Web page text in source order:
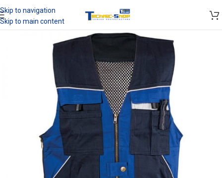
Skip to navigation
Skip to main content